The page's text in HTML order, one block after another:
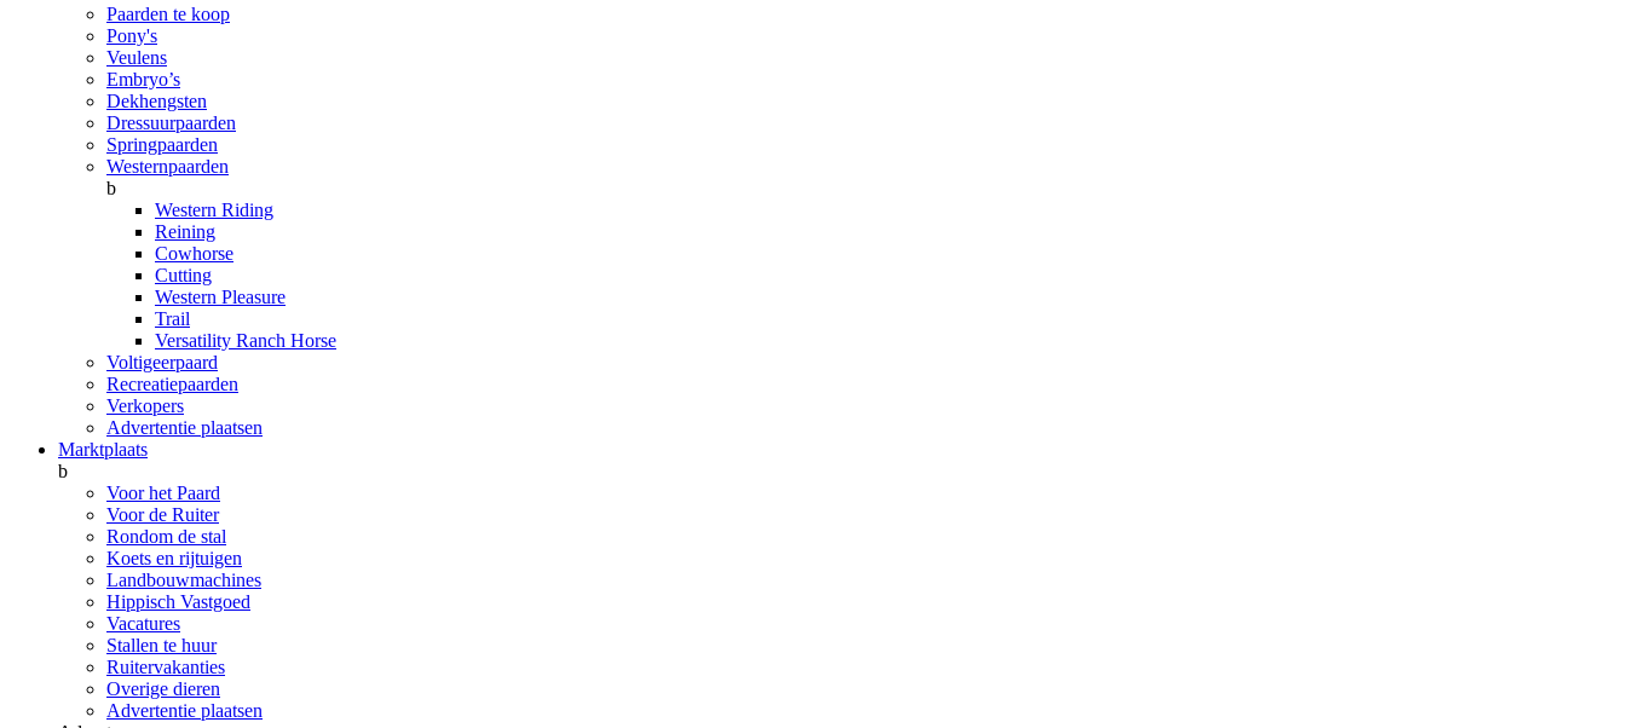
Paarden te koop
Pony's
Veulens
Embryo’s
Dekhengsten
Dressuurpaarden
Springpaarden
Westernpaarden
b
Western Riding
Reining
Cowhorse
Cutting
Western Pleasure
Trail
Versatility Ranch Horse
Voltigeerpaard
Recreatiepaarden
Verkopers
Advertentie plaatsen
Marktplaats
b
Voor het Paard
Voor de Ruiter
Rondom de stal
Koets en rijtuigen
Landbouwmachines
Hippisch Vastgoed
Vacatures
Stallen te huur
Ruitervakanties
Overige dieren
Advertentie plaatsen